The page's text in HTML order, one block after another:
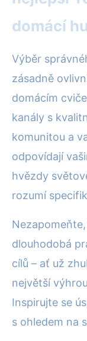
domácí
Výběr
zásadně
domácím
kanály s
komunitou a
odpovídají
hvězdy
rozumí
dlouhodobá
cílů – ať už
největší
Inspirujte se
s ohledem na